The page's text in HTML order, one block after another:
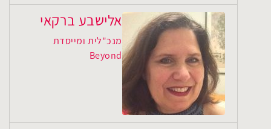
אלישבע ברקאי
מנכ"לית ומייסדת
Beyond